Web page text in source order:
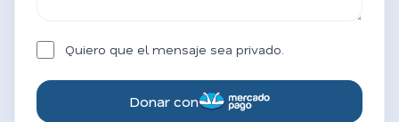
Quiero que el mensaje sea privado.
Donar con